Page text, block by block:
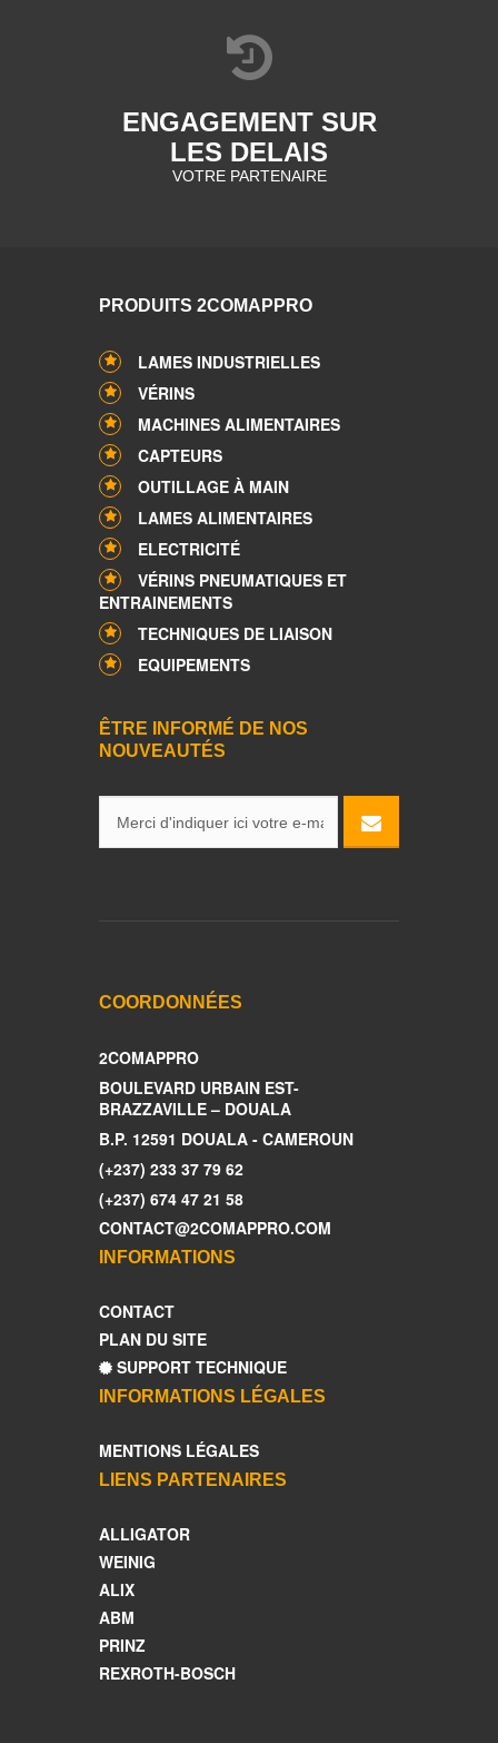
ENGAGEMENT SUR
LES DELAIS
VOTRE PARTENAIRE
PRODUITS 2COMAPPRO
LAMES INDUSTRIELLES
VÉRINS
MACHINES ALIMENTAIRES
CAPTEURS
OUTILLAGE À MAIN
LAMES ALIMENTAIRES
ELECTRICITÉ
VÉRINS PNEUMATIQUES ET
ENTRAINEMENTS
TECHNIQUES DE LIAISON
EQUIPEMENTS
ÊTRE INFORMÉ DE NOS
NOUVEAUTÉS
COORDONNÉES
2COMAPPRO
BOULEVARD URBAIN EST-
BRAZZAVILLE – DOUALA
B.P. 12591 DOUALA - CAMEROUN
(+237) 233 37 79 62
(+237) 674 47 21 58
CONTACT@2COMAPPRO.COM
INFORMATIONS
CONTACT
PLAN DU SITE
SUPPORT TECHNIQUE
INFORMATIONS LÉGALES
MENTIONS LÉGALES
LIENS PARTENAIRES
ALLIGATOR
WEINIG
ALIX
ABM
PRINZ
REXROTH-BOSCH